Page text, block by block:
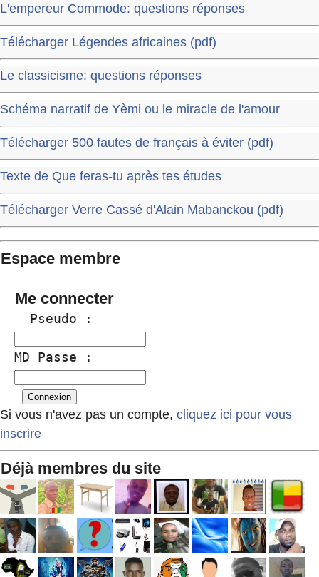
L'empereur Commode: questions réponses
Télécharger Légendes africaines (pdf)
Le classicisme: questions réponses
Schéma narratif de Yèmi ou le miracle de l'amour
Télécharger 500 fautes de français à éviter (pdf)
Texte de Que feras-tu après tes études
Télécharger Verre Cassé d'Alain Mabanckou (pdf)
Espace membre
Me connecter
  Pseudo :
MD Passe :
Si vous n'avez pas un compte, cliquez ici pour vous
inscrire
Déjà membres du site